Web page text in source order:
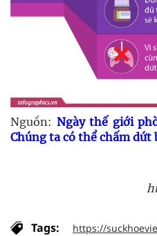
Nguồn: Ngày thế giới
Chúng ta có thể chấm dứt
Tags:
https://